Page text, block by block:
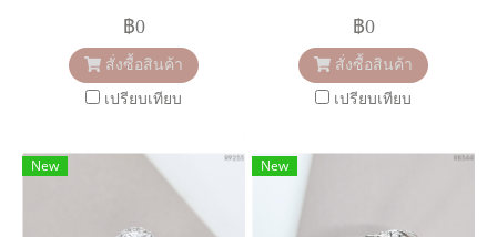
฿0
สั่งซื้อสินค้า
เปรียบเทียบ
฿0
สั่งซื้อสินค้า
เปรียบเทียบ
New New